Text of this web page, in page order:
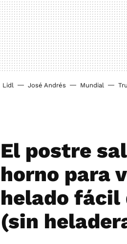
Lidl José Andrés Mundial
El postre
horno para
helado fácil
(sin